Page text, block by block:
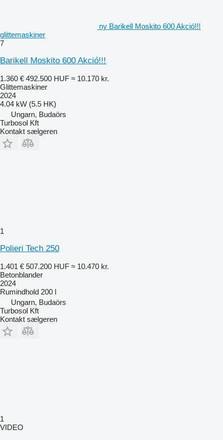
ny Barikell Moskito 600 Akció!!!
glittemaskiner
7
Barikell Moskito 600 Akció!!!
1.360 € 492.500 HUF ≈ 10.170 kr.
Glittemaskiner
2024
4.04 kW (5.5 HK)
Ungarn, Budaörs
Turbosol Kft
Kontakt sælgeren
1
Polieri Tech 250
1.401 € 507.200 HUF ≈ 10.470 kr.
Betonblander
2024
Rumindhold 200 l
Ungarn, Budaörs
Turbosol Kft
Kontakt sælgeren
1
VIDEO